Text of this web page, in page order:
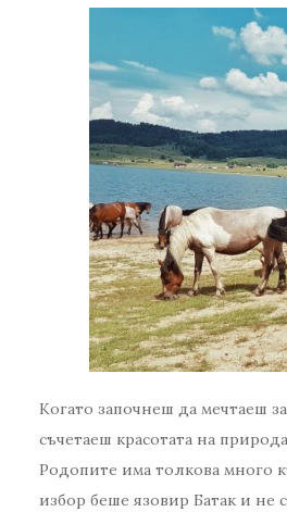
Когато започнеш да мечтаеш
съчетаеш красотата на
Родопите има толкова много
избор беше язовир Батак и